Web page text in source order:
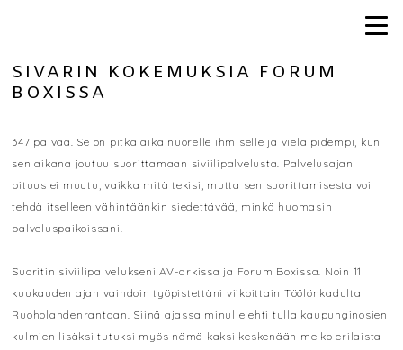
SIVARIN KOKEMUKSIA FORUM
BOXISSA
347 päivää. Se on pitkä aika nuorelle ihmiselle ja vielä pidempi, kun
sen aikana joutuu suorittamaan siviilipalvelusta. Palvelusajan
pituus ei muutu, vaikka mitä tekisi, mutta sen suorittamisesta voi
tehdä itselleen vähintäänkin siedettävää, minkä huomasin
palveluspaikoissani.
Suoritin siviilipalvelukseni AV-arkissa ja Forum Boxissa. Noin 11
kuukauden ajan vaihdoin työpistettäni viikoittain Töölönkadulta
Ruoholahdenrantaan. Siinä ajassa minulle ehti tulla kaupunginosien
kulmien lisäksi tutuksi myös nämä kaksi keskenään melko erilaista